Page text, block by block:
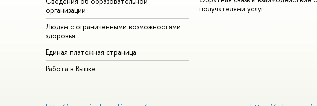
организации
Людям с ограниченными возможностями
здоровья
Единая платежная страница
Работа в Вышке
получателями услуг